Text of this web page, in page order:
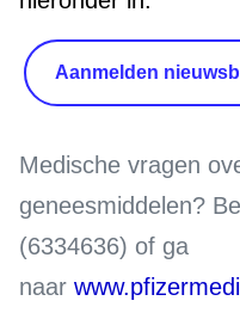
Aanmelden
Medische vragen
geneesmiddelen?
(6334636) of ga
naar